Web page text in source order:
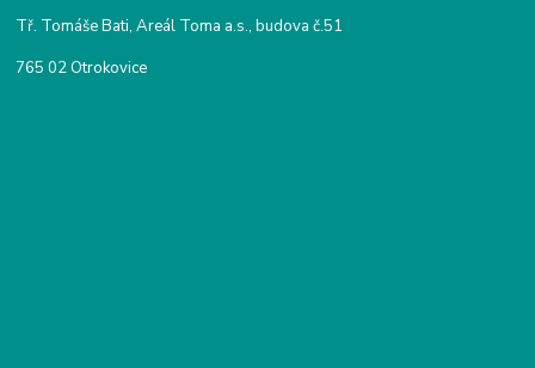
Tř. Tomáše Bati, Areál Toma a.s., budova č.51
765 02 Otrokovice